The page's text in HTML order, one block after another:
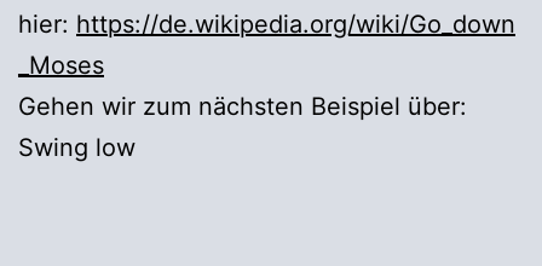
hier: https://de.wikipedia.org/wiki/Go_down
_Moses
Gehen wir zum nächsten Beispiel über:
Swing low